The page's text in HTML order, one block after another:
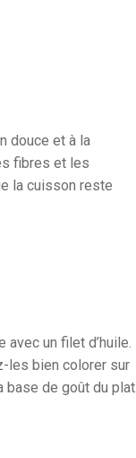
douce et à la
fibres et les
la cuisson reste
un filet d’huile.
les bien colorer sur
de goût du plat.